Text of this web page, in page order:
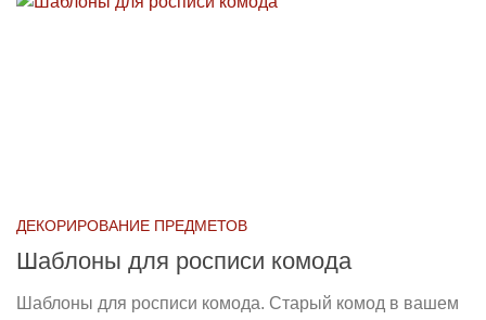
ДЕКОРИРОВАНИЕ ПРЕДМЕТОВ
Шаблоны для росписи комода
Шаблоны для росписи комода. Старый комод в вашем